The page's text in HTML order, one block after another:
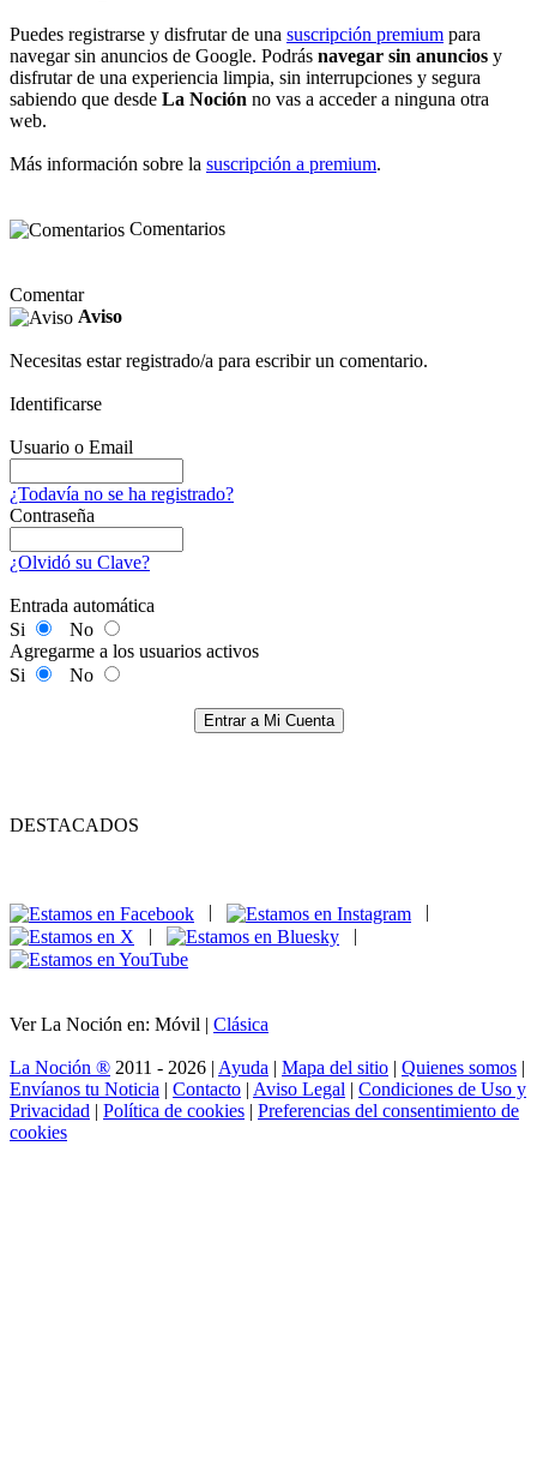
Puedes registrarse y disfrutar de una suscripción premium para
navegar sin anuncios de Google. Podrás navegar sin anuncios y
disfrutar de una experiencia limpia, sin interrupciones y segura
sabiendo que desde La Noción no vas a acceder a ninguna otra
web.
Más información sobre la suscripción a premium.
Comentarios
Comentar
Aviso
Necesitas estar registrado/a para escribir un comentario.
Identificarse
Usuario o Email
¿Todavía no se ha registrado?
Contraseña
¿Olvidó su Clave?
Entrada automática
Si
No
Agregarme a los usuarios activos
Si
No
Entrar a Mi Cuenta
DESTACADOS
|
|
Ver La Noción en: Móvil | Clásica
La Noción ® 2011 - 2026 | Ayuda | Mapa del sitio | Quienes somos |
Envíanos tu Noticia | Contacto | Aviso Legal | Condiciones de Uso y
Privacidad | Política de cookies | Preferencias del consentimiento de
cookies